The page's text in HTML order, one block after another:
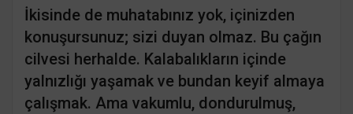
İkisinde de muhatabınız yok, içinizden
konuşursunuz; sizi duyan olmaz. Bu çağın
cilvesi herhalde. Kalabalıkların içinde
yalnızlığı yaşamak ve bundan keyif almaya
çalışmak. Ama vakumlu, dondurulmuş,